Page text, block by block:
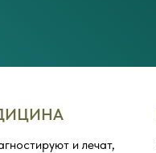
и лечат,